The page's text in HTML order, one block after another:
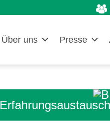
Über uns Presse